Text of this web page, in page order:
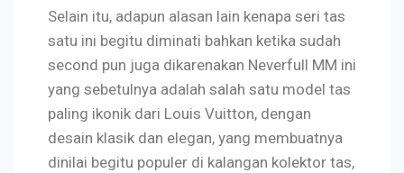
Selain itu, adapun alasan lain kenapa seri tas
satu ini begitu diminati bahkan ketika sudah
second pun juga dikarenakan Neverfull MM ini
yang sebetulnya adalah salah satu model tas
paling ikonik dari Louis Vuitton, dengan
desain klasik dan elegan, yang membuatnya
dinilai begitu populer di kalangan kolektor tas,